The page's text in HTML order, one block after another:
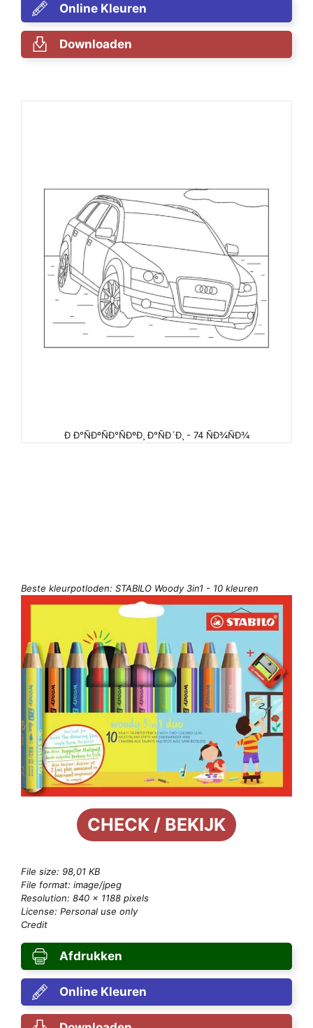
Online Kleuren
Downloaden
Ð Ð°ÑÐºÑÐ°ÑÐºÐ¸ Ð°ÑÐ´Ð¸ - 74 ÑÐ¾ÑÐ¾
Beste kleurpotloden: STABILO Woody 3in1 - 10 kleuren
CHECK / BEKIJK
File size: 98,01 KB
File format: image/jpeg
Resolution: 840 × 1188 pixels
License: Personal use only
Credit
Afdrukken
Online Kleuren